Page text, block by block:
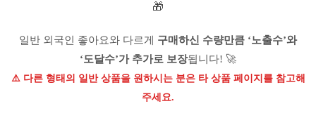
🎁
일반 외국인 좋아요와 다르게 구매하신 수량만큼 ‘노출수’와
‘도달수’가 추가로 보장됩니다! 🚀
⚠️ 다른 형태의 일반 상품을 원하시는 분은 타 상품 페이지를 참고해
주세요.